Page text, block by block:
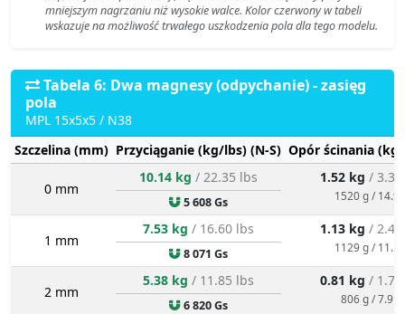
mniejszym nagrzaniu niż wysokie walce. Kolor czerwony w tabeli
wskazuje na możliwość trwałego uszkodzenia pola dla tego modelu.
Tabela 6: Dwa magnesy (odpychanie) - zasięg
pola
MPL 15x5x5 / N38
Szczelina (mm) Przyciąganie (kg/lbs) (N-S) Opór ścinania
0 mm
10.14 kg / 22.35 lbs
5 608 Gs
1.52 kg /
1520 g / 14.9
1 mm
7.53 kg / 16.60 lbs
8 071 Gs
1.13 kg /
1129 g / 11.1
2 mm
5.38 kg / 11.85 lbs
6 820 Gs
0.81 kg /
806 g / 7.9 N